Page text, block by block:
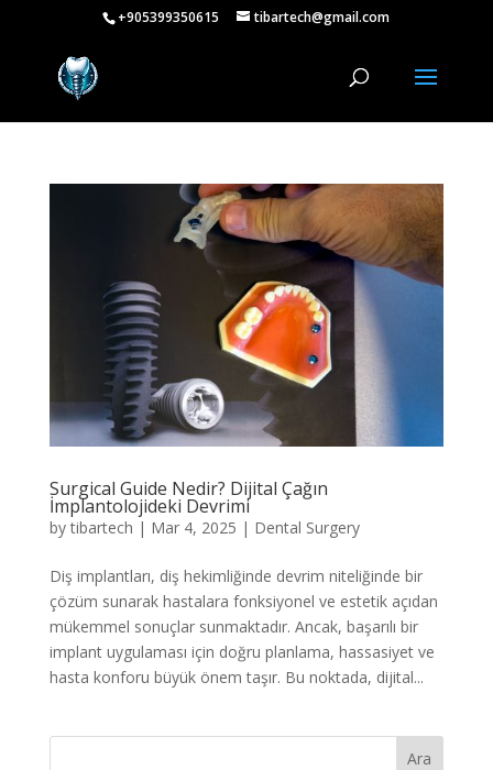
+905399350615 tibartech@gmail.com
Surgical Guide Nedir? Dijital Çağın
İmplantolojideki Devrimi
bytibartech | Mar 4, 2025 | Dental Surgery
Diş implantları, diş hekimliğinde devrim niteliğinde bir
çözüm sunarak hastalara fonksiyonel ve estetik açıdan
mükemmel sonuçlar sunmaktadır. Ancak, başarılı bir
implant uygulaması için doğru planlama, hassasiyet ve
hasta konforu büyük önem taşır. Bu noktada, dijital...
Ara